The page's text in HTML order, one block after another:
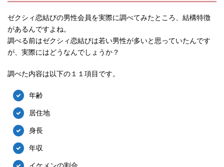
ゼクシィ恋結びの男性会員を実際に調べてみたところ、結構特徴
があるんですよね。
調べる前はゼクシィ恋結びは若い男性が多いと思っていたんです
が、実際にはどうなんでしょうか？
調べた内容は以下の１１項目です。
年齢
居住地
身長
年収